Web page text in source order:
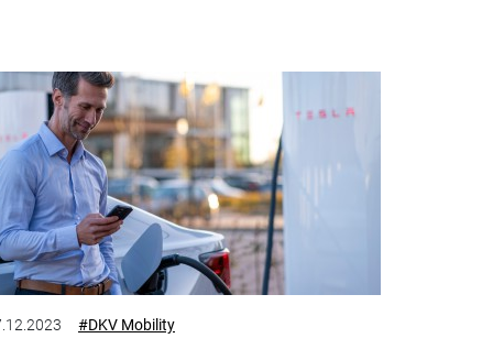
#DKV Mobility